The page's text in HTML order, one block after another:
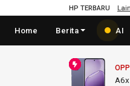
HP TERBARU
Home Berita AI